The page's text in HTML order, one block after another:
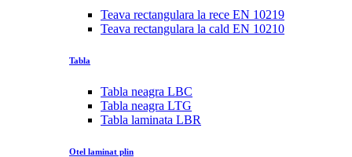
Teava rectangulara la rece EN 10219
Teava rectangulara la cald EN 10210
Tabla
Tabla neagra LBC
Tabla neagra LTG
Tabla laminata LBR
Otel laminat plin